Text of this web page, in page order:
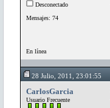
Desconectado
Mensajes: 74
En línea
28 Julio, 2011, 23:01:55
CarlosGarcia
Usuario Frecuente